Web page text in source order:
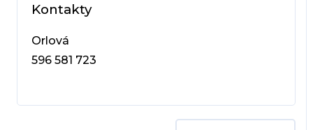
Kontakty
Orlová
596 581 723